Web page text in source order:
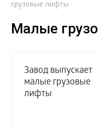
грузовые лифты
Малые
Завод выпускает
малые грузовые
лифты